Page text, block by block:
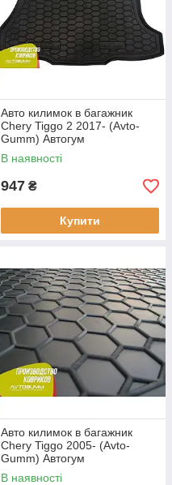
Авто килимок в багажник
Chery Tiggo 2 2017- (Avto-
Gumm) Автогум
В наявності
947 ₴
Купити
Авто килимок в багажник
Chery Tiggo 2005- (Avto-
Gumm) Автогум
В наявності